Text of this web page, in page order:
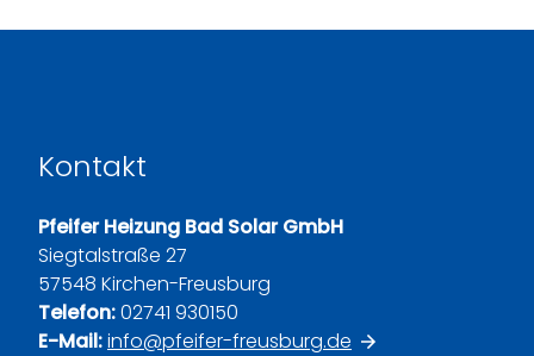
Kontakt
Pfeifer Heizung Bad Solar GmbH
Siegtalstraße 27
57548 Kirchen-Freusburg
Telefon:02741 930150
E-Mail:info@pfeifer-freusburg.de